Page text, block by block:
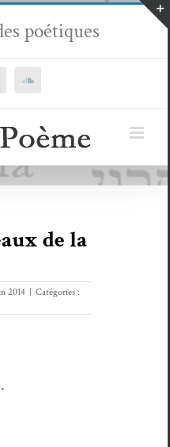
poétiques
SoundCloud
de la
2014
Catégories :